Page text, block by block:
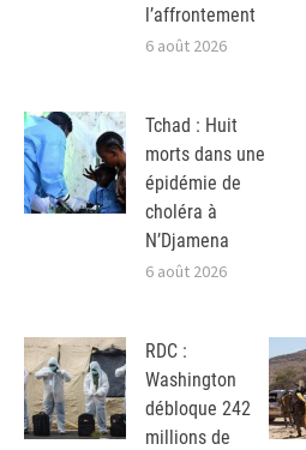
l’affrontement
6 août 2026
Tchad : Huit
morts dans une
épidémie de
choléra à
N’Djamena
6 août 2026
RDC :
Washington
débloque 242
millions de